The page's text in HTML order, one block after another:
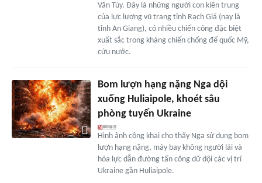
Văn Tủy. Đây là những người con kiên trung
của lực lượng vũ trang tỉnh Rạch Giá (nay là
tỉnh An Giang), có nhiều chiến công đặc biệt
xuất sắc trong kháng chiến chống đế quốc Mỹ,
cứu nước.
Bom lượn hạng nặng Nga dội
xuống Huliaipole, khoét sâu
phòng tuyến Ukraine
Hình ảnh công khai cho thấy Nga sử dụng bom
lượn hạng nặng, máy bay không người lái và
hỏa lực dẫn đường tấn công dữ dội các vị trí
Ukraine gần Huliaipole.